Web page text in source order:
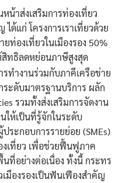
น้าส่งเสริมการท่องเที่ยว
ด้แก่ โครงการเราเที่ยวด้วย
ท่องเที่ยวในเมืองรอง 50%
ทธิลดหย่อนภาษีสูงสุด
ทำงานร่วมกับภาคีเครือข่าย
ะดับมาตรฐานบริการ ผลัก
รวมทั้งส่งเสริมการจัดงาน
ให้เป็นที่รู้จักในระดับ
ะกอบการรายย่อย (SMEs)
เที่ยว เพื่อช่วยฟื้นฟูภาค
ที่อย่างต่อเนื่อง ทั้งนี้ กระทร
เมืองรองเป็นฟันเฟืองสำคัญ